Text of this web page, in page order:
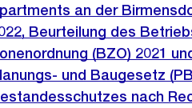
an der
Beurteilung des
(BZO) 2021
und Baugesetz
nach